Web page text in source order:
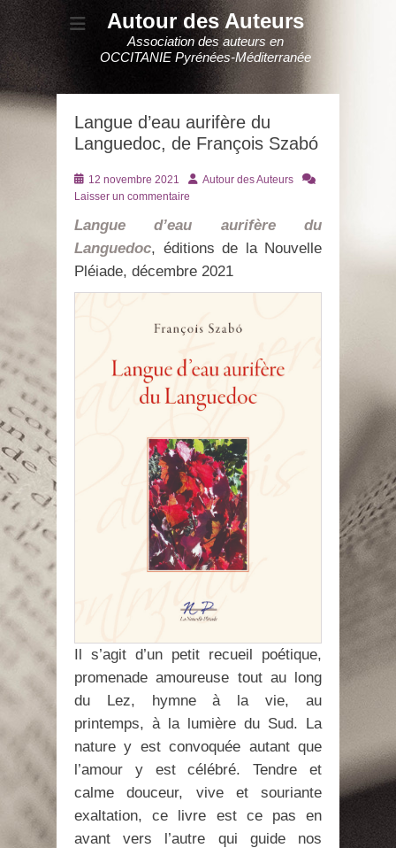
Autour des Auteurs
Association des auteurs en
OCCITANIE Pyrénées-Méditerranée
Langue d’eau aurifère du
Languedoc, de François Szabó
Posté
le
12 novembre 2021 AuteurAutour des Auteurs
Laisser un commentaire
Langue d’eau aurifère du
Languedoc, éditions de la Nouvelle
Pléiade, décembre 2021
Il s’agit d’un petit recueil poétique,
promenade amoureuse tout au long
du Lez, hymne à la vie, au
printemps, à la lumière du Sud. La
nature y est convoquée autant que
l’amour y est célébré. Tendre et
calme douceur, vive et souriante
exaltation, ce livre est ce pas en
avant vers l’autre qui guide nos